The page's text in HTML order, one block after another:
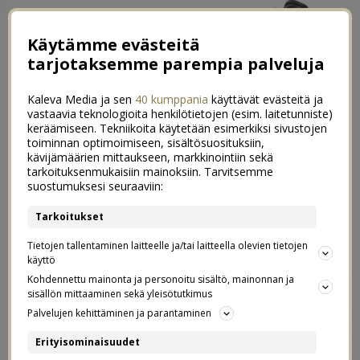
11 vuotta yhdessä, 8 vuotta
naimisissa
Meillä tuli tällä viikolla tällaiset numerot täyteen ja aika
hullulta – ja hullun ihanalta – se tuntuu. Pitäessämme
parisuhde Q&A:ta Instagram storyssa viime viikolla Oton
kanssa satuin törmäämään vanhaan postaukseen, jonka
olin kirjoittanut tänne blogiin kesällä 2011. Se oli niin
Käytämme evästeitä
tarjotaksemme parempia palveluja
Kaleva Media ja sen 40 kumppania käyttävät evästeitä ja
vastaavia teknologioita henkilötietojen (esim. laitetunniste)
keräämiseen. Tekniikoita käytetään esimerkiksi sivustojen
toiminnan optimoimiseen, sisältösuosituksiin,
kävijämäärien mittaukseen, markkinointiin sekä
tarkoituksenmukaisiin mainoksiin. Tarvitsemme
suostumuksesi seuraaviin:
Tarkoitukset
Tietojen tallentaminen laitteelle ja/tai laitteella olevien tietojen
käyttö
Kohdennettu mainonta ja personoitu sisältö, mainonnan ja
sisällön mittaaminen sekä yleisötutkimus
Palvelujen kehittäminen ja parantaminen
Erityisominaisuudet